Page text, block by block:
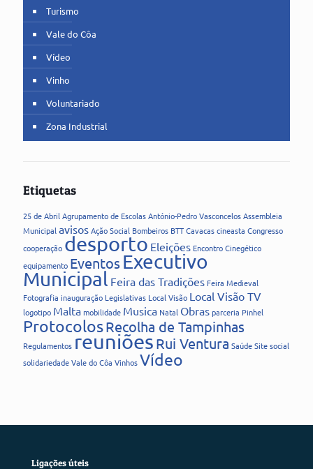
Turismo
Vale do Côa
Vídeo
Vinho
Voluntariado
Zona Industrial
Etiquetas
25 de Abril Agrupamento de EscolasAntónio-Pedro VasconcelosAssembleia
Municipal avisosAção Social Bombeiros BTTCavacascineasta Congresso
cooperação desporto Eleições Encontro Cinegético
equipamento Eventos Executivo
Municipal Feira das Tradições Feira Medieval
Fotografia inauguração Legislativas Local Visão Local Visão TV
logotipo Maltamobilidade Musica Natal Obrasparceria Pinhel
ProtocolosRecolha de Tampinhas
Regulamentos reuniões Rui Ventura SaúdeSitesocial
solidariedadeVale do Côa VinhosVídeo
Ligações úteis